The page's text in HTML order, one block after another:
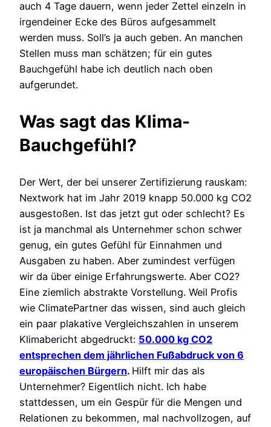
auch 4 Tage dauern, wenn jeder Zettel einzeln in
irgendeiner Ecke des Büros aufgesammelt
werden muss. Soll’s ja auch geben. An manchen
Stellen muss man schätzen; für ein gutes
Bauchgefühl habe ich deutlich nach oben
aufgerundet.
Was sagt das Klima-
Bauchgefühl?
Der Wert, der bei unserer Zertifizierung rauskam:
Nextwork hat im Jahr 2019 knapp 50.000 kg CO2
ausgestoßen. Ist das jetzt gut oder schlecht? Es
ist ja manchmal als Unternehmer schon schwer
genug, ein gutes Gefühl für Einnahmen und
Ausgaben zu haben. Aber zumindest verfügen
wir da über einige Erfahrungswerte. Aber CO2?
Eine ziemlich abstrakte Vorstellung. Weil Profis
wie ClimatePartner das wissen, sind auch gleich
ein paar plakative Vergleichszahlen in unserem
Klimabericht abgedruckt: 50.000 kg CO2
entsprechen dem jährlichen Fußabdruck von 6
europäischen Bürgern. Hilft mir das als
Unternehmer? Eigentlich nicht. Ich habe
stattdessen, um ein Gespür für die Mengen und
Relationen zu bekommen, mal nachvollzogen, auf